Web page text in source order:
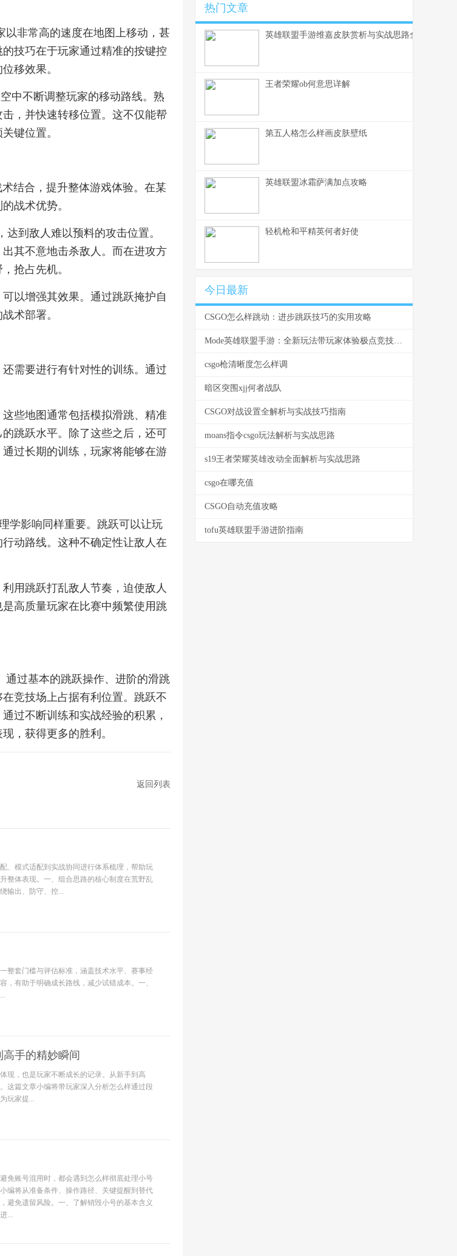
以非常高的速度在地图上移动，甚
技巧在于玩家通过精准的按键控
移效果。
中不断调整玩家的移动路线。熟
，并快速转移位置。这不仅能帮
键位置。
结合，提升整体游戏体验。在某
战术优势。
到敌人难以预料的攻击位置。
其不意地击杀敌人。而在进攻方
抢占先机。
以增强其效果。通过跳跃掩护自
术部署。
需要进行有针对性的训练。通过
些地图通常包括模拟滑跳、精准
跳跃水平。除了这些之后，还可
过长期的训练，玩家将能够在游
学影响同样重要。跳跃可以让玩
动路线。这种不确定性让敌人在
用跳跃打乱敌人节奏，迫使敌人
高质量玩家在比赛中频繁使用跳
通过基本的跳跃操作、进阶的滑跳
竞技场上占据有利位置。跳跃不
过不断训练和实战经验的积累，
，获得更多的胜利。
返回列表
、模式适配到实战协同进行体系梳理，帮助玩
整体表现。一、组合思路的核心制度在荒野乱
输出、防守、控...
整套门槛与评估标准，涵盖技术水平、赛事经
，有助于明确成长路线，减少试错成本。一、
手的精妙瞬间
现，也是玩家不断成长的记录。从新手到高
这篇文章小编将带玩家深入分析怎么样通过段
玩家提...
免账号混用时，都会遇到怎么样彻底处理小号
编将从准备条件、操作路径、关键提醒到替代
避免遗留风险。一、了解销毁小号的基本含义
...
热门文章
英雄联盟手游维嘉皮肤赏析与实战思路全解
王者荣耀ob何意思详解
第五人格怎么样画皮肤壁纸
英雄联盟冰霜萨满加点攻略
轻机枪和平精英何者好使
今日最新
CSGO怎么样跳动：进步跳跃技巧的实用攻略
Mode英雄联盟手游：全新玩法带玩家体验极点竞技对抗
csgo枪清晰度怎么样调
暗区突围xjj何者战队
CSGO对战设置全解析与实战技巧指南
moans指令csgo玩法解析与实战思路
s19王者荣耀英雄改动全面解析与实战思路
csgo在哪充值
CSGO自动充值攻略
tofu英雄联盟手游进阶指南